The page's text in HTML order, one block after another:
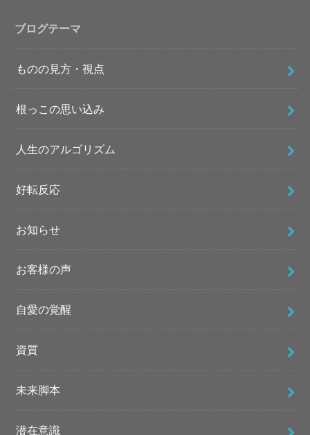
ブログテーマ
ものの見方・視点
根っこの思い込み
人生のアルゴリズム
好転反応
お知らせ
お客様の声
自愛の覚醒
資質
未来脚本
潜在意識